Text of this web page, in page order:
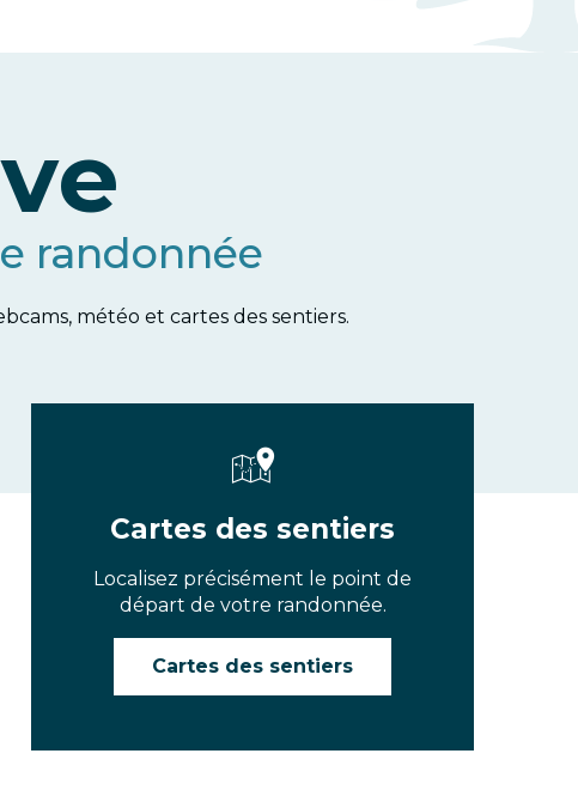
randonnée
météo et cartes des sentiers.
Cartes des sentiers
Localisez précisément le point de
départ de votre randonnée.
Cartes des sentiers